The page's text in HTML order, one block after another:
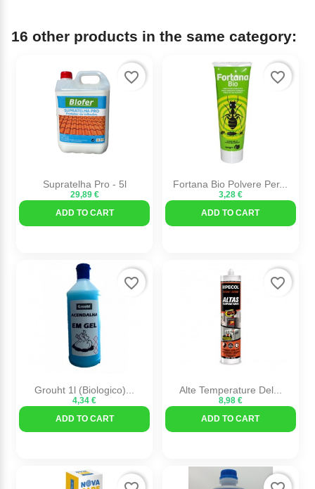
16 other products in the same category:
Supratelha Pro - 5l
29,89 €
ADD TO CART
favorite_border
Fortana Bio Polvere Per...
3,28 €
ADD TO CART
favorite_border
Grouht 1l (biologico)...
4,34 €
ADD TO CART
favorite_border
Alte Temperature Del...
8,98 €
ADD TO CART
favorite_border